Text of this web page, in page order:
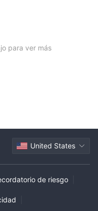
para ver más
United States
de riesgo